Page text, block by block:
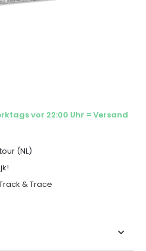
vor 22:00 Uhr = Versand
(NL)
& Trace